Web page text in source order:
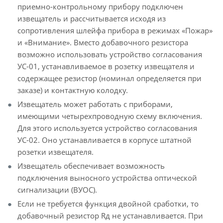
приемно-контрольному прибору подключен
извещатель и рассчитывается исходя из
сопротивления шлейфа прибора в режимах «Пожар»
и «Внимание». Вместо добавочного резистора
возможно использовать устройство согласования
УС-01, устанавливаемое в розетку извещателя и
содержащее резистор (номинал определяется при
заказе) и контактную колодку.
Извещатель может работать с приборами,
имеющими четырехпроводную схему включения.
Для этого используется устройство согласования
УС-02. Оно устанавливается в корпусе штатной
розетки извещателя.
Извещатель обеспечивает возможность
подключения выносного устройства оптической
сигнализации (ВУОС).
Если не требуется функция двойной сработки, то
добавочный резистор Rд не устанавливается. При